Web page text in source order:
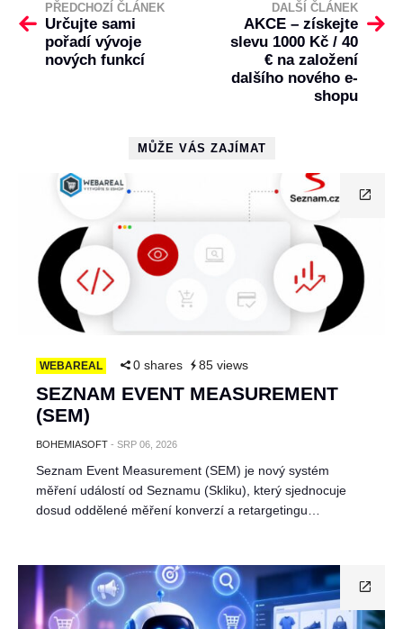
PŘEDCHOZÍ ČLÁNEK
Určujte sami
pořadí vývoje
nových funkcí
DALŠÍ ČLÁNEK
AKCE – získejte
slevu 1000 Kč / 40
€ na založení
dalšího nového e-
shopu
MŮŽE VÁS ZAJÍMAT
WEBAREAL 0 shares 85 views
SEZNAM EVENT MEASUREMENT
(SEM)
BOHEMIASOFT - SRP 06, 2026
Seznam Event Measurement (SEM) je nový systém
měření událostí od Seznamu (Skliku), který sjednocuje
dosud oddělené měření konverzí a retargetingu…